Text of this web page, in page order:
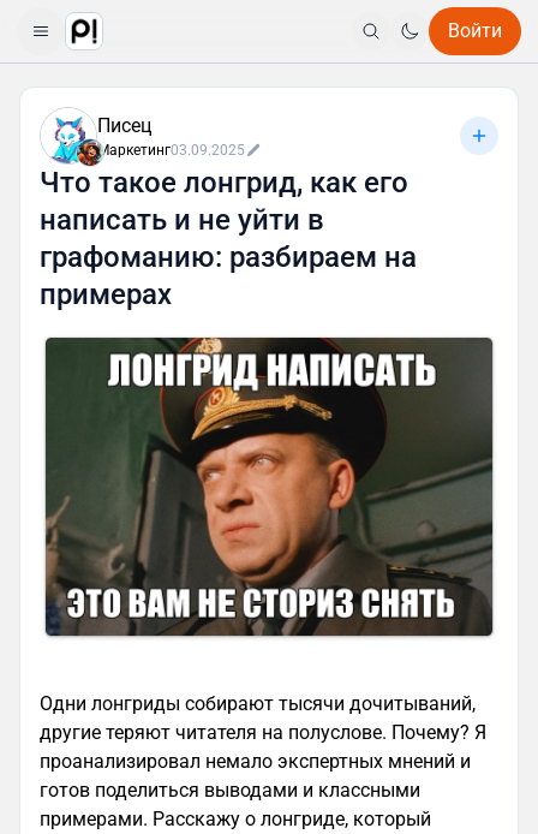
Войти
Писец
Маркетинг03.09.2025
Что такое лонгрид, как его
написать и не уйти в
графоманию: разбираем на
примерах
Одни лонгриды собирают тысячи дочитываний,
другие теряют читателя на полуслове. Почему? Я
проанализировал немало экспертных мнений и
готов поделиться выводами и классными
примерами. Расскажу о лонгриде, который